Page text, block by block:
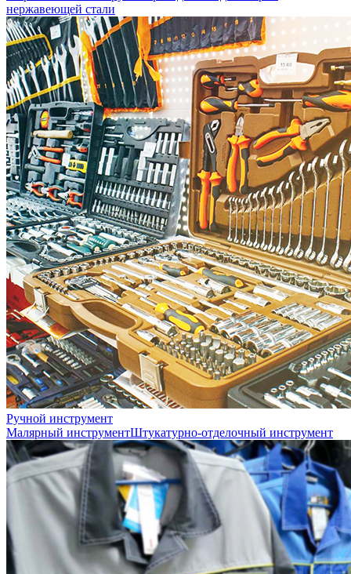
нержавеющей стали
Ручной инструмент
Малярный инструментШтукатурно-отделочный инструмент